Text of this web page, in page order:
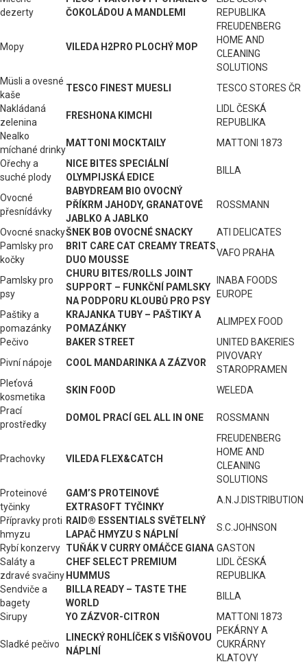
dezerty
ČOKOLÁDOU A MANDLEMI
REPUBLIKA
Mopy VILEDA H2PRO PLOCHÝ MOP
FREUDENBERG
HOME AND
CLEANING
SOLUTIONS
Müsli a ovesné
kaše
TESCO FINEST MUESLI
TESCO STORES ČR
Nakládaná
zelenina
FRESHONA KIMCHI
LIDL ČESKÁ
REPUBLIKA
Nealko
míchané drinky
MATTONI MOCKTAILY
MATTONI 1873
Ořechy a
suché plody
NICE BITES SPECIÁLNÍ
OLYMPIJSKÁ EDICE
BILLA
Ovocné
přesnídávky
BABYDREAM BIO OVOCNÝ
PŘÍKRM JAHODY, GRANATOVÉ
JABLKO A JABLKO
ROSSMANN
Ovocné snackyŠNEK BOB OVOCNÉ SNACKY
ATI DELICATES
Pamlsky pro
kočky
BRIT CARE CAT CREAMY TREATS
DUO MOUSSE
VAFO PRAHA
Pamlsky pro
psy
CHURU BITES/ROLLS JOINT
SUPPORT – FUNKČNÍ PAMLSKY
NA PODPORU KLOUBŮ PRO PSY
INABA FOODS
EUROPE
Paštiky a
pomazánky
KRAJANKA TUBY – PAŠTIKY A
POMAZÁNKY
ALIMPEX FOOD
Pečivo
BAKER STREET
UNITED BAKERIES
Pivní nápoje
COOL MANDARINKA A ZÁZVOR
PIVOVARY
STAROPRAMEN
Pleťová
kosmetika
SKIN FOOD
WELEDA
Prací
prostředky
DOMOL PRACÍ GEL ALL IN ONE ROSSMANN
Prachovky VILEDA FLEX&CATCH
FREUDENBERG
HOME AND
CLEANING
SOLUTIONS
Proteinové
tyčinky
GAM’S PROTEINOVÉ
EXTRASOFT TYČINKY
A.N.J.DISTRIBUTION
Přípravky proti
hmyzu
RAID® ESSENTIALS SVĚTELNÝ
LAPAČ HMYZU S NÁPLNÍ
S.C.JOHNSON
Rybí konzervy TUŇÁK V CURRY OMÁČCE GIANA GASTON
Saláty a
zdravé svačiny
CHEF SELECT PREMIUM
HUMMUS
LIDL ČESKÁ
REPUBLIKA
Sendviče a
bagety
BILLA READY – TASTE THE
WORLD
BILLA
Sirupy
YO ZÁZVOR-CITRON MATTONI 1873
Sladké pečivo
LINECKÝ ROHLÍČEK S VIŠŇOVOU
NÁPLNÍ
PEKÁRNY A
CUKRÁRNY
KLATOVY